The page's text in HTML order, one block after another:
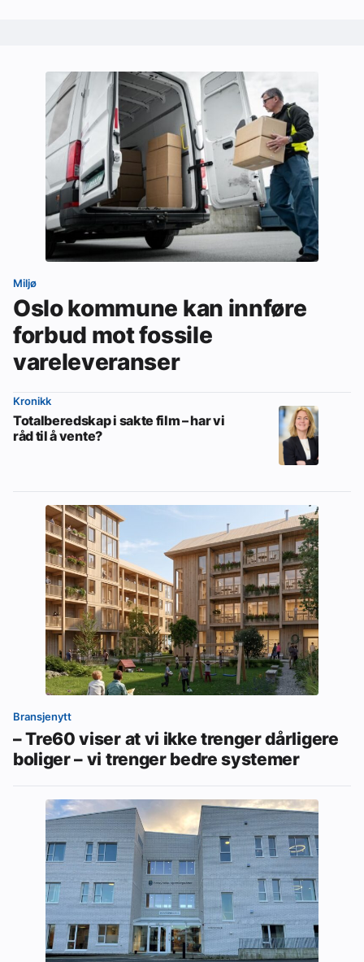
Miljø
Oslo kommune kan innføre
forbud mot fossile
vareleveranser
Kronikk
Totalberedskap i sakte film – har vi
råd til å vente?
Bransjenytt
– Tre60 viser at vi ikke trenger dårligere
boliger – vi trenger bedre systemer